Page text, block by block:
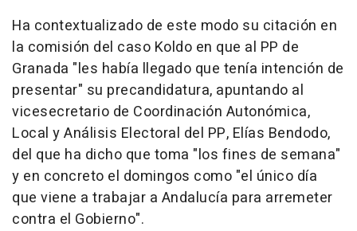
Ha contextualizado de este modo su citación en
la comisión del caso Koldo en que al PP de
Granada "les había llegado que tenía intención de
presentar" su precandidatura, apuntando al
vicesecretario de Coordinación Autonómica,
Local y Análisis Electoral del PP, Elías Bendodo,
del que ha dicho que toma "los fines de semana"
y en concreto el domingos como "el único día
que viene a trabajar a Andalucía para arremeter
contra el Gobierno".